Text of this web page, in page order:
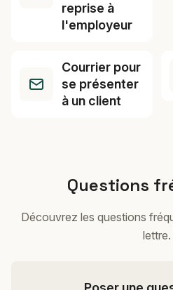
reprise à
l'employeur
Courrier pour
se présenter
à un client
Questions
Découvrez les questions
lettre.